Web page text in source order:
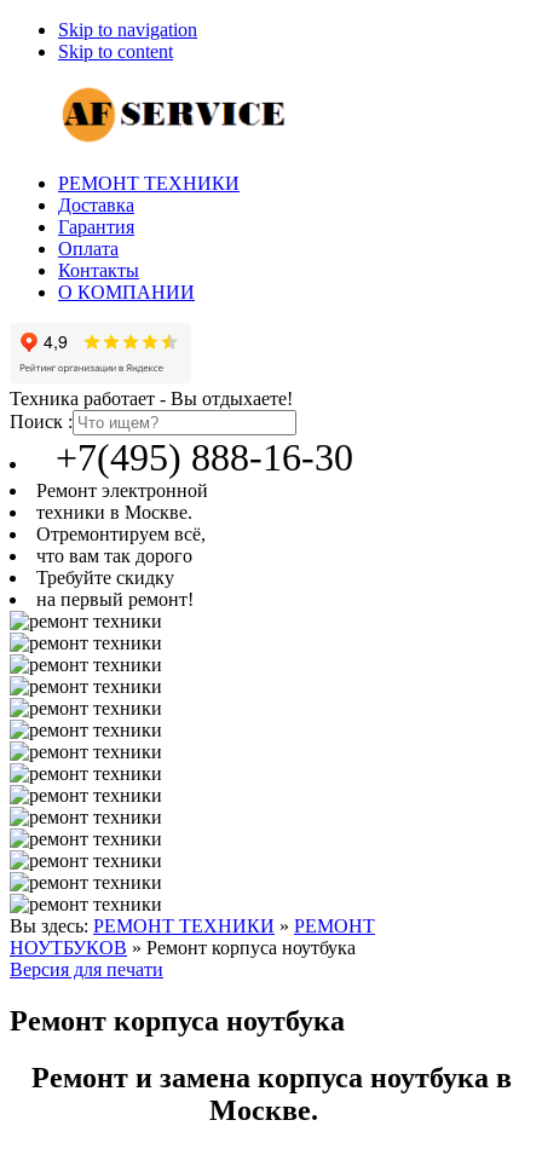
Skip to navigation
Skip to content
РЕМОНТ ТЕХНИКИ
Доставка
Гарантия
Оплата
Контакты
О КОМПАНИИ
Техника работает - Вы отдыхаете!
Поиск :
+7(495) 888-16-30
Ремонт электронной
техники в Москве.
Отремонтируем всё,
что вам так дорого
Требуйте скидку
на первый ремонт!
Вы здесь: РЕМОНТ ТЕХНИКИ » РЕМОНТ
НОУТБУКОВ » Ремонт корпуса ноутбука
Версия для печати
Ремонт корпуса ноутбука
Ремонт и замена корпуса ноутбука в
Москве.